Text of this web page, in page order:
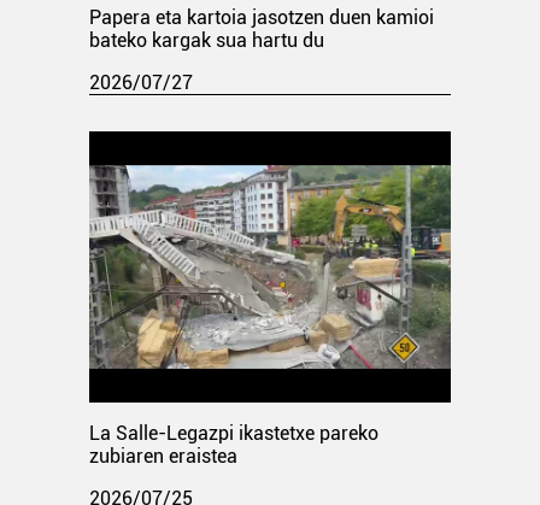
Papera eta kartoia jasotzen duen kamioi
bateko kargak sua hartu du
2026/07/27
La Salle-Legazpi ikastetxe pareko
zubiaren eraistea
2026/07/25